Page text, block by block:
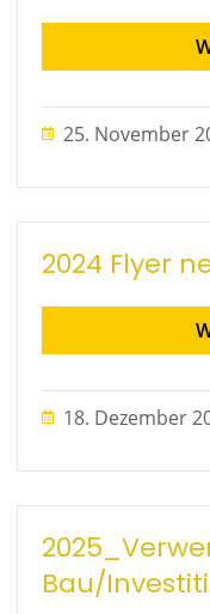
25. November
2024 Flyer
18. Dezember
Bau/